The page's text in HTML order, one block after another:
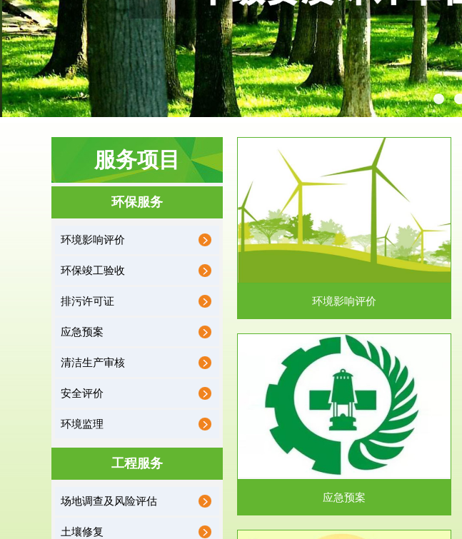
服务项目
环保服务
环境影响评价
环保竣工验收
排污许可证
应急预案
清洁生产审核
安全评价
环境监理
工程服务
场地调查及风险评估
土壤修复
服务范围
环境影响评价
据《中华人民共和国环境保护法》第十九条 编制
有关开发利用规划，建...
环境影响评价
服务范围
环保竣工验收
根据《建设项目环境保护管理条例》第十七条 编
制环境影响报告书、...
业事业单位应当按照...
应急预案
服务范围
清洁生产审核
根据《中华人民共和国清洁生产促进法》、《清
洁生产审核暂行办法...